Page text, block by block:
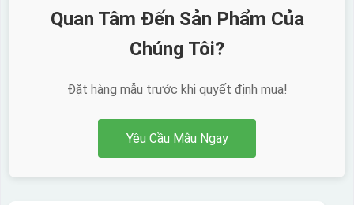
Quan Tâm Đến Sản Phẩm Của
Chúng Tôi?
Đặt hàng mẫu trước khi quyết định mua!
Yêu Cầu Mẫu Ngay